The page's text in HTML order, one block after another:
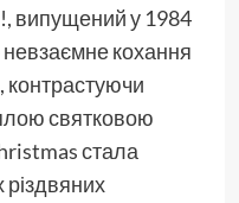
випущений у 1984
невзаємне кохання
контрастуючи
святковою
стала